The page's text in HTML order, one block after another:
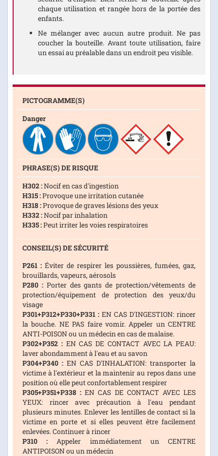
chaque utilisation et rangée hors de la portée des
enfants.
Ne mélanger avec aucun autre produit. Ne pas
coucher la bouteille. Avant toute utilisation, faire
un essai au préalable dans un endroit peu visible.
PICTOGRAMME(S)
Danger
PHRASE(S) DE RISQUE
H302 :Nocif en cas d'ingestion
H315 :Provoque une irritation cutanée
H318 :Provoque de graves lésions des yeux
H332 :Nocif par inhalation
H335 :Peut irriter les voies respiratoires
CONSEIL(S) DE SÉCURITÉ
P261 : Éviter de respirer les poussières, fumées, gaz,
brouillards, vapeurs, aérosols
P280 :Porter des gants de protection/vêtements de
protection/équipement de protection des yeux/du
visage
P301+P312+P330+P331 : EN CAS D'INGESTION: rincer
la bouche. NE PAS faire vomir. Appeler un CENTRE
ANTI-POISON ou un médecin en cas de malaise.
P302+P352 :EN CAS DE CONTACT AVEC LA PEAU:
laver abondamment à l'eau et au savon
P304+P340 : EN CAS D'INHALATION: transporter la
victime à l'extérieur et la maintenir au repos dans une
position où elle peut confortablement respirer
P305+P351+P338 : EN CAS DE CONTACT AVEC LES
YEUX: rincer avec précaution à l'eau pendant
plusieurs minutes. Enlever les lentilles de contact si la
victime en porte et si elles peuvent être facilement
enlevées. Continuer à rincer
P310 : Appeler immédiatement un CENTRE
ANTIPOISON ou un médecin